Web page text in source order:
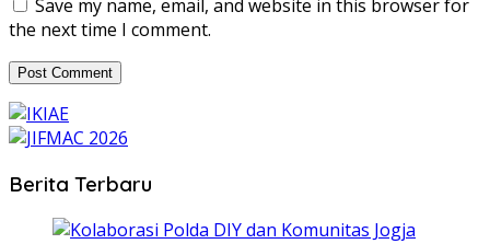
Save my name, email, and website in this browser for
the next time I comment.
Berita Terbaru